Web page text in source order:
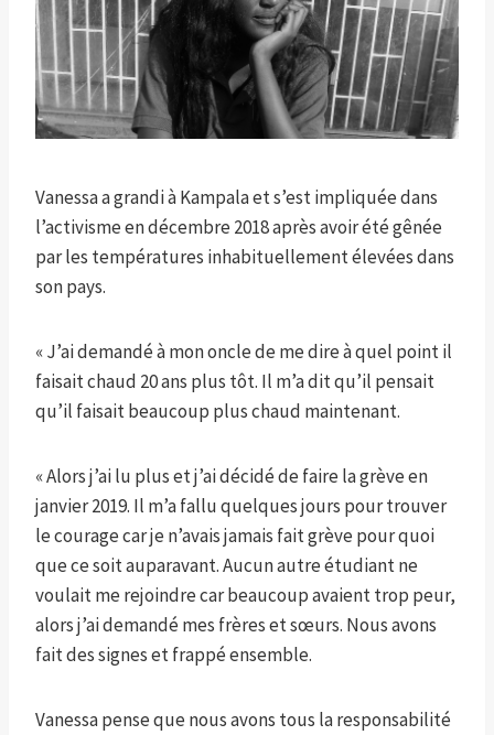
Vanessa a grandi à Kampala et s’est impliquée dans
l’activisme en décembre 2018 après avoir été gênée
par les températures inhabituellement élevées dans
son pays.
« J’ai demandé à mon oncle de me dire à quel point il
faisait chaud 20 ans plus tôt. Il m’a dit qu’il pensait
qu’il faisait beaucoup plus chaud maintenant.
« Alors j’ai lu plus et j’ai décidé de faire la grève en
janvier 2019. Il m’a fallu quelques jours pour trouver
le courage car je n’avais jamais fait grève pour quoi
que ce soit auparavant. Aucun autre étudiant ne
voulait me rejoindre car beaucoup avaient trop peur,
alors j’ai demandé mes frères et sœurs. Nous avons
fait des signes et frappé ensemble.
Vanessa pense que nous avons tous la responsabilité